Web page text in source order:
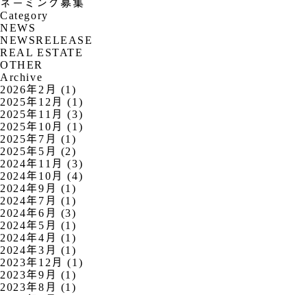
ネーミング募集
Category
NEWS
NEWSRELEASE
REAL ESTATE
OTHER
Archive
2026年2月 (1)
2025年12月 (1)
2025年11月 (3)
2025年10月 (1)
2025年7月 (1)
2025年5月 (2)
2024年11月 (3)
2024年10月 (4)
2024年9月 (1)
2024年7月 (1)
2024年6月 (3)
2024年5月 (1)
2024年4月 (1)
2024年3月 (1)
2023年12月 (1)
2023年9月 (1)
2023年8月 (1)